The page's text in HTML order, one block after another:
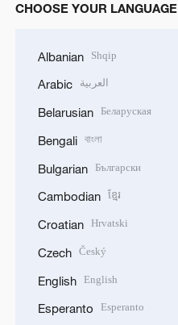
CHOOSE YOUR LANGUAGE
Albanian Shqip
Arabic العربية
Belarusian Беларуская
Bengali বাংলা
Bulgarian Български
Cambodian ខ្មែរ
Croatian Hrvatski
Czech Český
English English
Esperanto Esperanto